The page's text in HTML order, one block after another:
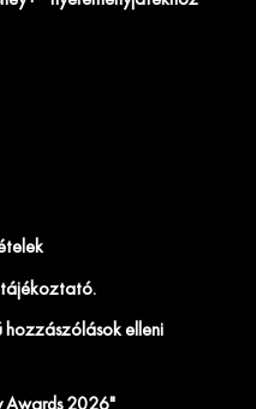
tájékoztató.
hozzászólások elleni